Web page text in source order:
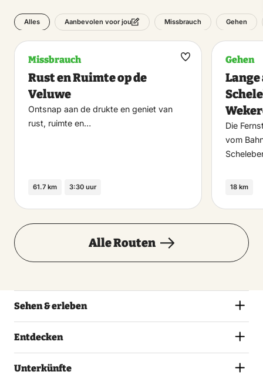
Alles Aanbevolen voor jou Missbrauch Gehen
Missbrauch
Rust en Ruimte op de
Veluwe
Ontsnap aan de drukte en geniet van
rust, ruimte en…
61.7 km 3:30 uur
Maak
Gehen
Die
vom
18 km
Alle Routen
Sehen & erleben
Entdecken
Unterkünfte